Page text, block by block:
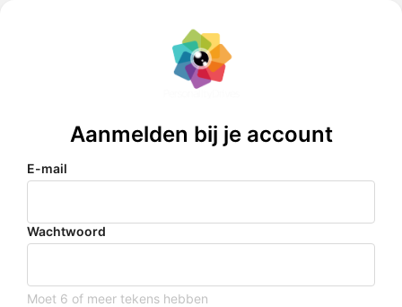
Aanmelden bij je account
E-mail
Wachtwoord
Moet 6 of meer tekens hebben